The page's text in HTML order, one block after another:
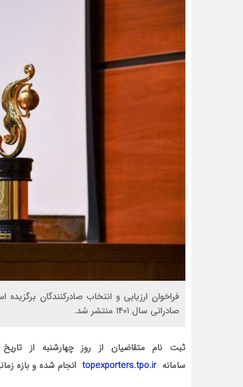
صادراتی سال ۱۴۰۱ منتشر شد.
سامانهtopexporters.tpo.ir انجام شده و بازه